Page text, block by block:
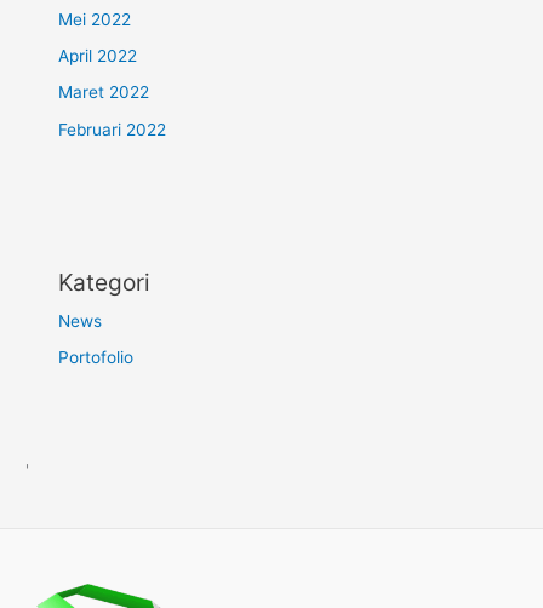
Mei 2022
April 2022
Maret 2022
Februari 2022
Kategori
News
Portofolio
'